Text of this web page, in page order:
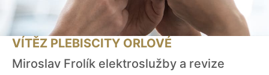
VÍTĚZ PLEBISCITY ORLOVÉ
Miroslav Frolík elektroslužby a revize